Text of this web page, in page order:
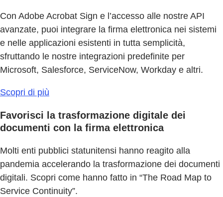
Con Adobe Acrobat Sign e l’accesso alle nostre API
avanzate, puoi integrare la firma elettronica nei sistemi
e nelle applicazioni esistenti in tutta semplicità,
sfruttando le nostre integrazioni predefinite per
Microsoft, Salesforce, ServiceNow, Workday e altri.
Scopri di più
Favorisci la trasformazione digitale dei
documenti con la firma elettronica
Molti enti pubblici statunitensi hanno reagito alla
pandemia accelerando la trasformazione dei documenti
digitali. Scopri come hanno fatto in “The Road Map to
Service Continuity”.